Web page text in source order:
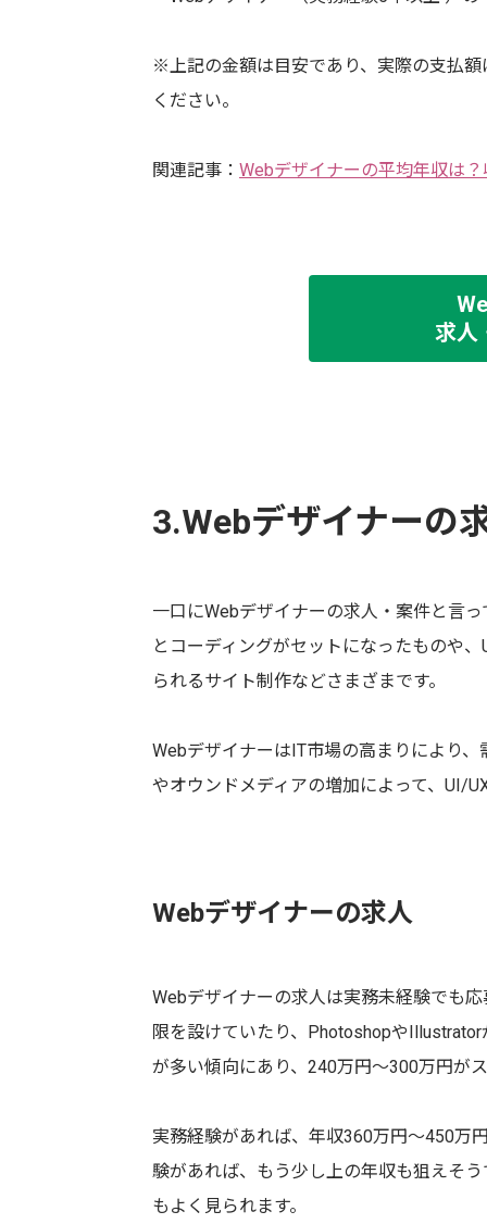
※上記の金額は目安であり、実際の支払
ください。
関連記事： Webデザイナーの平均年収は
求人
3.Webデザイナーの
一口にWebデザイナーの求人・案件と言
とコーディングがセットになったものや
られるサイト制作などさまざまです。
WebデザイナーはIT市場の高まりにより
やオウンドメディアの増加によって、UI/
Webデザイナーの求人
Webデザイナーの求人は実務未経験でも
限を設けていたり、Photoshopや
が多い傾向にあり、240万円～300万円が
実務経験があれば、年収360万円～450万
験があれば、もう少し上の年収も狙えそ
もよく見られます。